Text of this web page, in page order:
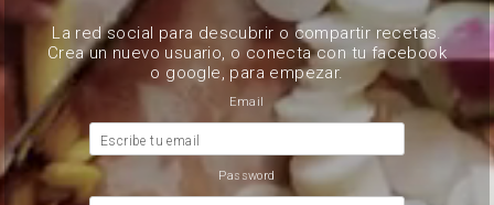
La red social para descubrir o compartir recetas.
Crea un nuevo usuario, o conecta con tu facebook
o google, para empezar.
Email
Escribe tu email
Password